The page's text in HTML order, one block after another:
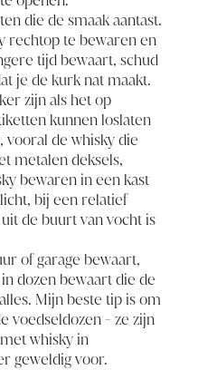
die de smaak aantast.
rechtop te bewaren en
tijd bewaart, schud
je de kurk nat maakt.
zijn als het op
kunnen loslaten
vooral de whisky die
metalen deksels,
bewaren in een kast
bij een relatief
de buurt van vocht is
of garage bewaart,
dozen bewaart die de
Mijn beste tip is om
voedseldozen - ze zijn
whisky in
geweldig voor.